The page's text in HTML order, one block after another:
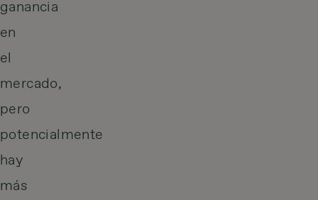
ganancia
en
el
mercado,
pero
potencialmente
hay
más